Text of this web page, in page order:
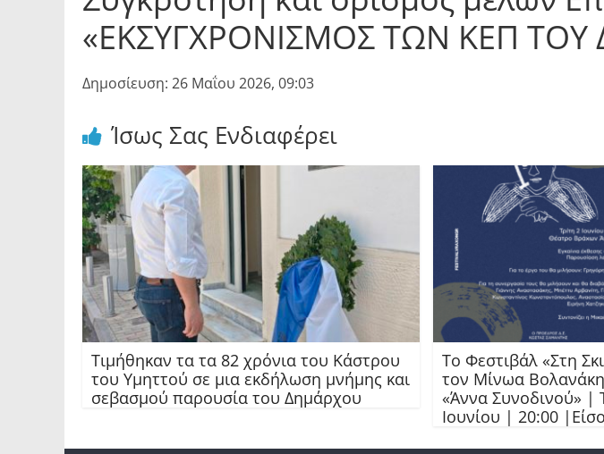
«ΕΚΣΥΓΧΡΟΝΙΣΜΟΣ ΤΩΝ ΚΕΠ
Δημοσίευση: 26 Μαΐου 2026, 09:03
Ίσως Σας Ενδιαφέρει
Τιμήθηκαν τα τα 82 χρόνια του Κάστρου
του Υμηττού σε μια εκδήλωση μνήμης και
σεβασμού παρουσία του Δημάρχου
Το Φεστιβάλ «Στη
τον Μίνωα
«Άννα Συνοδινού» |
Ιουνίου | 20:00